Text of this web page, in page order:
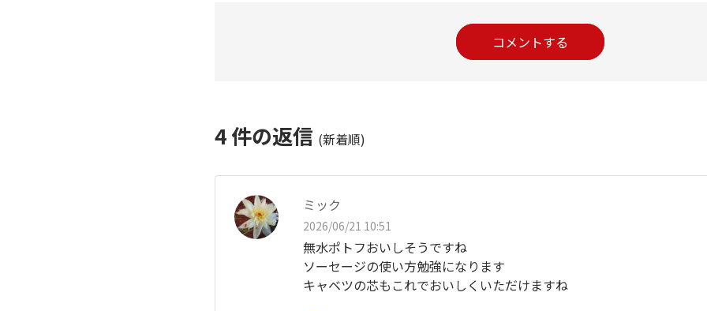
コメントする
4件の返信 (新着順)
ミック
2026/06/21 10:51
無水ポトフおいしそうですね
ソーセージの使い方勉強になります
キャベツの芯もこれでおいしくいただけますね